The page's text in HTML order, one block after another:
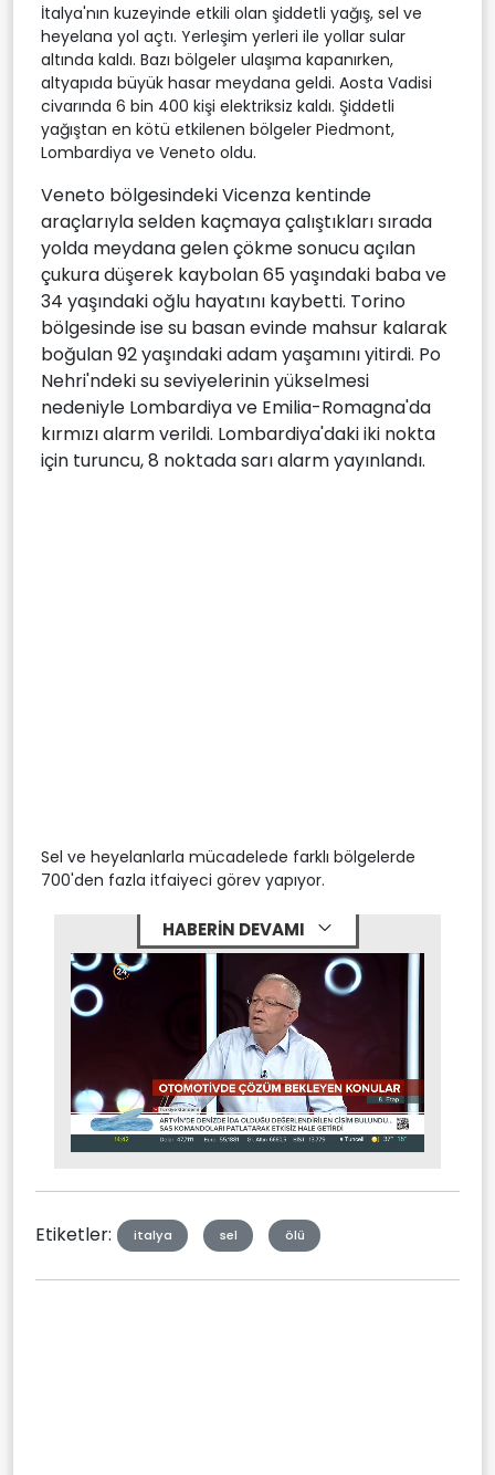
İtalya'nın kuzeyinde etkili olan şiddetli yağış, sel ve
heyelana yol açtı. Yerleşim yerleri ile yollar sular
altında kaldı. Bazı bölgeler ulaşıma kapanırken,
altyapıda büyük hasar meydana geldi. Aosta Vadisi
civarında 6 bin 400 kişi elektriksiz kaldı. Şiddetli
yağıştan en kötü etkilenen bölgeler Piedmont,
Lombardiya ve Veneto oldu.
Veneto bölgesindeki Vicenza kentinde
araçlarıyla selden kaçmaya çalıştıkları sırada
yolda meydana gelen çökme sonucu açılan
çukura düşerek kaybolan 65 yaşındaki baba ve
34 yaşındaki oğlu hayatını kaybetti. Torino
bölgesinde ise su basan evinde mahsur kalarak
boğulan 92 yaşındaki adam yaşamını yitirdi. Po
Nehri'ndeki su seviyelerinin yükselmesi
nedeniyle Lombardiya ve Emilia-Romagna'da
kırmızı alarm verildi. Lombardiya'daki iki nokta
için turuncu, 8 noktada sarı alarm yayınlandı.
Sel ve heyelanlarla mücadelede farklı bölgelerde
700'den fazla itfaiyeci görev yapıyor.
HABERİN DEVAMI
Mute Stream
Etiketler: italya sel ölü